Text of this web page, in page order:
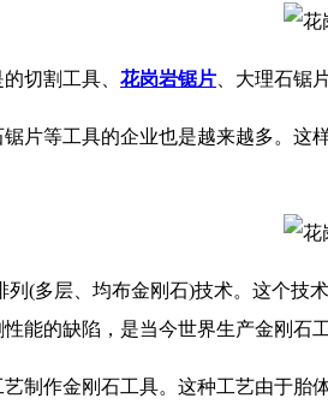
切割工具、 花岗岩锯片 、大理石锯
等工具的企业也是越来越多。这
(多层、均布金刚石)技术。这个
能的缺陷，是当今世界生产金刚石
制作金刚石工具。这种工艺由于